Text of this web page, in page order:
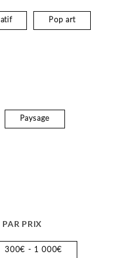
Pop art
Paysage
PRIX
300€ - 1 000€